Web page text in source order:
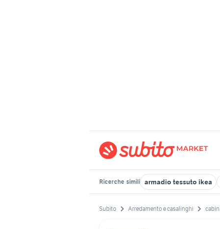
Ricerche simili armadio tessuto ikea
Subito Arredamento e casalinghi